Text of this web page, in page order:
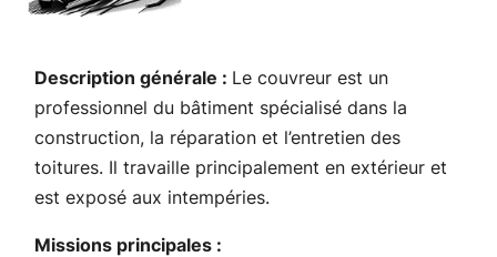
Description générale : Le couvreur est un
professionnel du bâtiment spécialisé dans la
construction, la réparation et l’entretien des
toitures. Il travaille principalement en extérieur et
est exposé aux intempéries.
Missions principales :